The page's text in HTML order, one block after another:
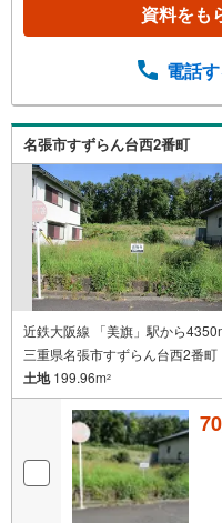
資料をも
電話
名張市すずらん台西2番町
近鉄大阪線 「美旗」駅から
三重県名張市すずらん台西2番町
土地199.96m2